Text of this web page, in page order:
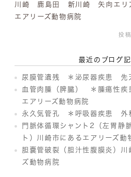
川崎 鹿島田 新川崎 矢向エ
エアリーズ動物病院
投
最近のブログ
尿膜管遺残 ＊泌尿器疾患 先
血管肉腫（脾臓） ＊腫瘍性
エアリーズ動物病院
永久気管孔 ＊呼吸器疾患 外
門脈体循環シャント2（左胃静
ト）川崎市にあるエアリーズ動
胆嚢管破裂（胆汁性腹膜炎）川
ズ動物病院